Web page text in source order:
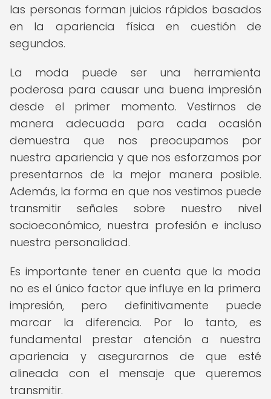
las personas forman juicios rápidos basados
en la apariencia física en cuestión de
segundos.
La moda puede ser una herramienta
poderosa para causar una buena impresión
desde el primer momento. Vestirnos de
manera adecuada para cada ocasión
demuestra que nos preocupamos por
nuestra apariencia y que nos esforzamos por
presentarnos de la mejor manera posible.
Además, la forma en que nos vestimos puede
transmitir señales sobre nuestro nivel
socioeconómico, nuestra profesión e incluso
nuestra personalidad.
Es importante tener en cuenta que la moda
no es el único factor que influye en la primera
impresión, pero definitivamente puede
marcar la diferencia. Por lo tanto, es
fundamental prestar atención a nuestra
apariencia y asegurarnos de que esté
alineada con el mensaje que queremos
transmitir.